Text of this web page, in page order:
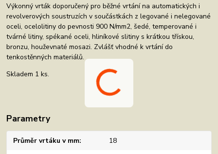
Výkonný vrták doporučený pro běžné vrtání na automatických i
revolverových soustruzích v součástkách z legované i nelegované
oceli, ocelolitiny do pevnosti 900 N/mm2, šedé, temperované i
tvárné litiny, spékané oceli, hliníkové slitiny s krátkou třískou,
bronzu, houževnaté mosazi. Zvlášť vhodné k vrtání do
tenkostěnných materiálů.
Skladem 1 ks.
Parametry
Průměr vrtáku v mm 18